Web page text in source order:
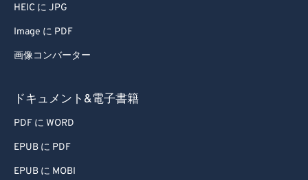
HEIC に JPG
Image に PDF
画像コンバーター
ドキュメント&電子書籍
PDF に WORD
EPUB に PDF
EPUB に MOBI